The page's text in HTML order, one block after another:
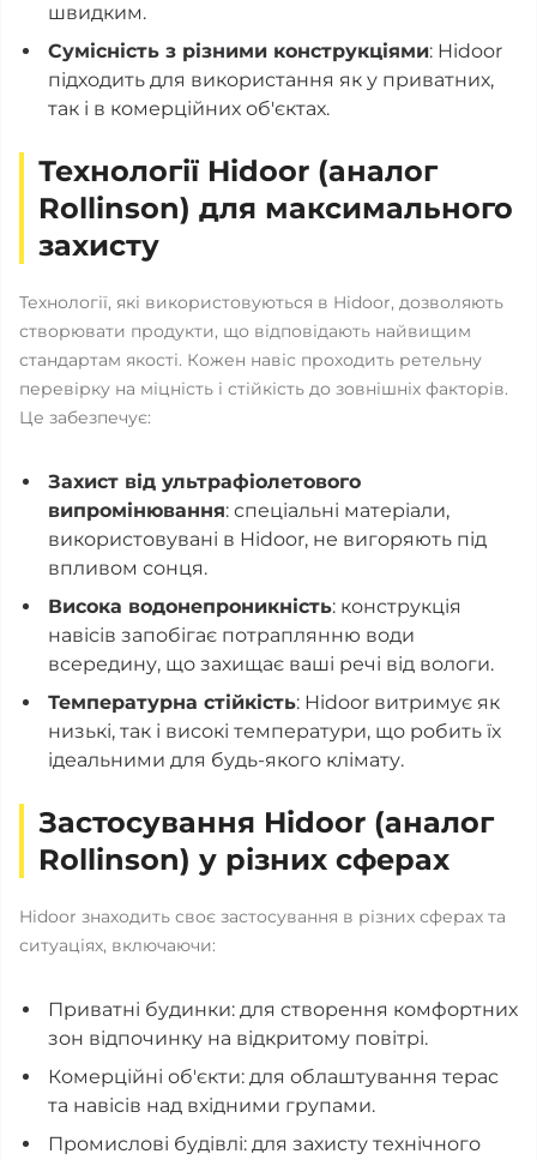
швидким.
Сумісність з різними конструкціями: Hidoor
підходить для використання як у приватних,
так і в комерційних об'єктах.
Технології Hidoor (аналог
Rollinson) для максимального
захисту
Технології, які використовуються в Hidoor, дозволяють
створювати продукти, що відповідають найвищим
стандартам якості. Кожен навіс проходить ретельну
перевірку на міцність і стійкість до зовнішніх факторів.
Це забезпечує:
Захист від ультрафіолетового
випромінювання: спеціальні матеріали,
використовувані в Hidoor, не вигоряють під
впливом сонця.
Висока водонепроникність: конструкція
навісів запобігає потраплянню води
всередину, що захищає ваші речі від вологи.
Температурна стійкість: Hidoor витримує як
низькі, так і високі температури, що робить їх
ідеальними для будь-якого клімату.
Застосування Hidoor (аналог
Rollinson) у різних сферах
Hidoor знаходить своє застосування в різних сферах та
ситуаціях, включаючи:
Приватні будинки: для створення комфортних
зон відпочинку на відкритому повітрі.
Комерційні об'єкти: для облаштування терас
та навісів над вхідними групами.
Промислові будівлі: для захисту технічного